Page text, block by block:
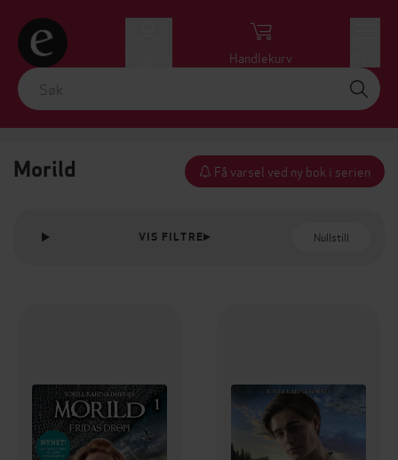
Handlekurv
Morild Få varsel ved ny bok i serien
VIS FILTRE Nullstill